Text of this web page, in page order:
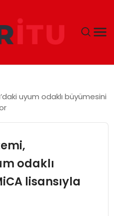
uyum odaklı büyümesini
odaklı
lisansıyla